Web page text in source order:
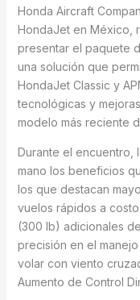
Honda Aircraft
HondaJet en México,
presentar el paquete
una solución que
HondaJet Classic y
tecnológicas y
modelo más reciente
Durante el encuentro,
mano los beneficios
los que destacan
vuelos rápidos a
(300 lb) adicionales
precisión en el
volar con viento
Aumento de Control